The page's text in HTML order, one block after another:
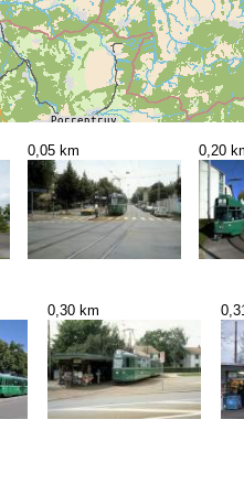
0,05 km 0,20
0,30 km